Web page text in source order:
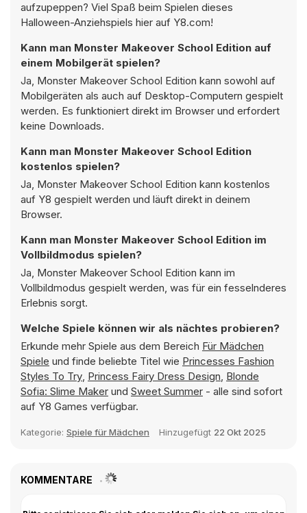
aufzupeppen? Viel Spaß beim Spielen dieses
Halloween-Anziehspiels hier auf Y8.com!
Kann man Monster Makeover School Edition auf
einem Mobilgerät spielen?
Ja, Monster Makeover School Edition kann sowohl auf
Mobilgeräten als auch auf Desktop-Computern gespielt
werden. Es funktioniert direkt im Browser und erfordert
keine Downloads.
Kann man Monster Makeover School Edition
kostenlos spielen?
Ja, Monster Makeover School Edition kann kostenlos
auf Y8 gespielt werden und läuft direkt in deinem
Browser.
Kann man Monster Makeover School Edition im
Vollbildmodus spielen?
Ja, Monster Makeover School Edition kann im
Vollbildmodus gespielt werden, was für ein fesselnderes
Erlebnis sorgt.
Welche Spiele können wir als nächtes probieren?
Erkunde mehr Spiele aus dem Bereich Für Mädchen
Spiele und finde beliebte Titel wie Princesses Fashion
Styles To Try, Princess Fairy Dress Design, Blonde
Sofia: Slime Maker und Sweet Summer - alle sind sofort
auf Y8 Games verfügbar.
Kategorie: Spiele für Mädchen Hinzugefügt 22 Okt 2025
KOMMENTARE